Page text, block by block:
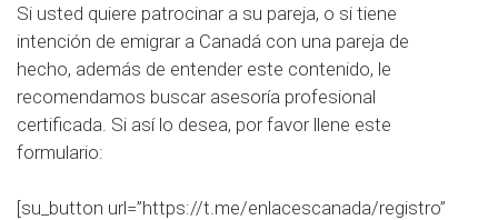
Si usted quiere patrocinar a su pareja, o si tiene
intención de emigrar a Canadá con una pareja de
hecho, además de entender este contenido, le
recomendamos buscar asesoría profesional
certificada. Si así lo desea, por favor llene este
formulario:
[su_button url=”https://t.me/enlacescanada/registro”